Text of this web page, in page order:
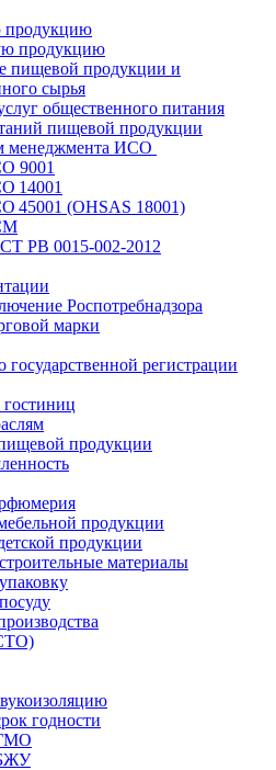
продукцию
пищевой продукции и
сырья
общественного питания
пищевой продукции
менеджмента ИСО
9001
14001
45001 (OHSAS 18001)
РВ 0015-002-2012
Роспотребнадзора
марки
государственной регистрации
продукции
продукции
продукции
материалы
годности